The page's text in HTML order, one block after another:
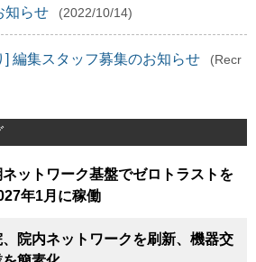
知らせ (2022/10/14)
] 編集スタッフ募集のお知らせ
(Recr
ットワーク基盤でゼロトラストを
年1月に稼働
院内ネットワークを刷新、機器交